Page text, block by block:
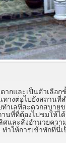
ากและเป็นตัวเลือ
ทางต่อไปยังสถานที่
ทำเลที่สะดวกสบาย
นที่ที่ต้องไปชมให้ได้
ศและสิ่งอำนวยควา
ทำให้การเข้าพักที่